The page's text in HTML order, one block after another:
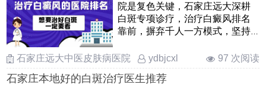
院是复色关键，石家庄远大深耕
白斑专项诊疗，治疗白癜风排名
靠前，摒弃千人一方模式，坚持
展 ……
石家庄远大中医皮肤病医院 ydbjcxl 97 次阅读
石家庄本地好的白斑治疗医生推荐